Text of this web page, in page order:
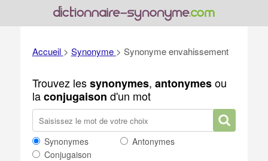
Accueil > Synonyme > Synonyme envahissement
Trouvez lessynonymes, antonymesou
laconjugaison d'un mot
Synonymes
Antonymes
Conjugaison